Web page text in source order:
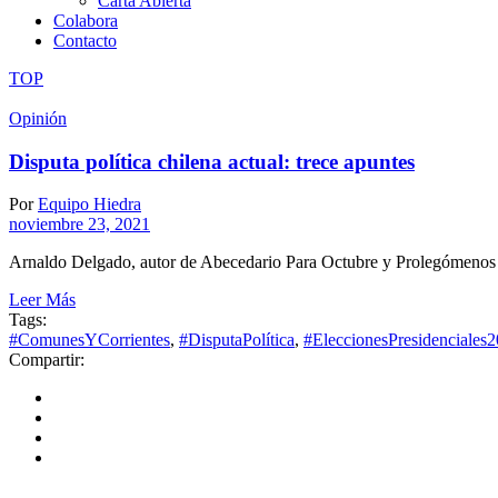
Colabora
Contacto
TOP
Opinión
Disputa política chilena actual: trece apuntes
PorEquipo Hiedra
noviembre 23, 2021
Arnaldo Delgado, autor de Abecedario Para Octubre y Prolegómenos
Leer Más
Tags:
#ComunesYCorrientes, #DisputaPolítica,
Compartir: